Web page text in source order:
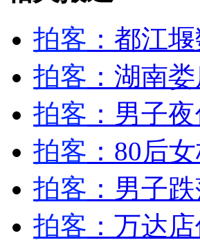
江苏扬州警方破获特大传销案
山西运城恶犬咬伤多人 警民合力
女孩北京地铁殴打老人 痛下狠手
拍客 ：都江
拍客 ：湖南
拍客 ：男子
拍客 ：80后
拍客 ：男子
拍客 ：万达